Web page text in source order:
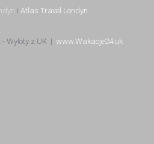
i Atlas Travel Londyn
Wyloty z UK | www.Wakacje24.uk